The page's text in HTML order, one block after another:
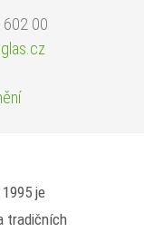
602 00
je
tradičních